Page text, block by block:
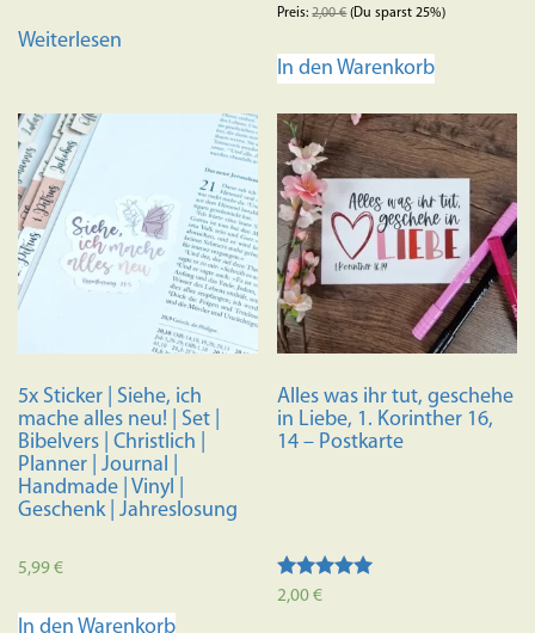
Weiterlesen
Preis:2,00€(Du sparst 25%)
In den Warenkorb
5x Sticker | Siehe, ich
mache alles neu! | Set |
Bibelvers | Christlich |
Planner | Journal |
Handmade | Vinyl |
Geschenk | Jahreslosung
5,99€
In den Warenkorb
Alles was ihr tut, geschehe
in Liebe, 1. Korinther 16,
14 – Postkarte
Bewertet mit
2,00€